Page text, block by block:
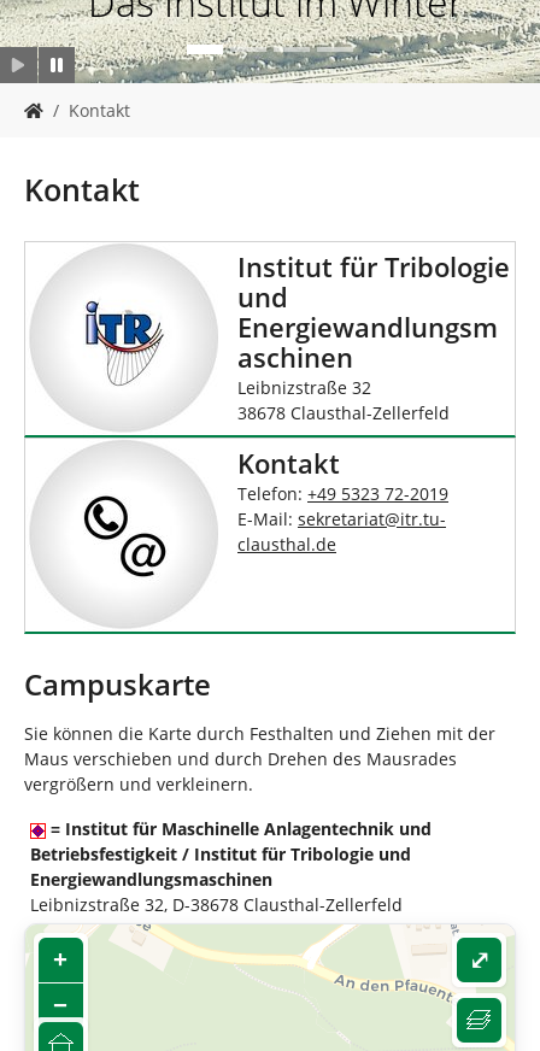
i
i
d
e
Kontakt
Kontakt
Institut für Tribologie
und
Energiewandlungsm
aschinen
Leibnizstraße 32
38678 Clausthal-Zellerfeld
Kontakt
Telefon: +49 5323 72-2019
E-Mail: sekretariat@itr.tu-
clausthal.de
Campuskarte
Sie können die Karte durch Festhalten und Ziehen mit der
Maus verschieben und durch Drehen des Mausrades
vergrößern und verkleinern.
= Institut für Maschinelle Anlagentechnik und
Betriebsfestigkeit / Institut für Tribologie und
Energiewandlungsmaschinen
Leibnizstraße 32, D-38678 Clausthal-Zellerfeld
+
−
⤢